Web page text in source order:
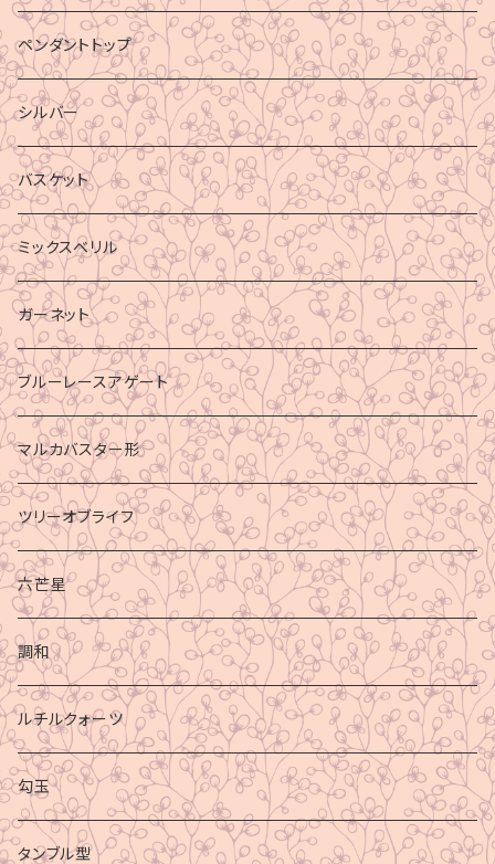
ペンダントトップ
シルバー
バスケット
ミックスベリル
ガーネット
ブルーレースアゲート
マルカバスター形
ツリーオブライフ
六芒星
調和
ルチルクォーツ
勾玉
タンブル型